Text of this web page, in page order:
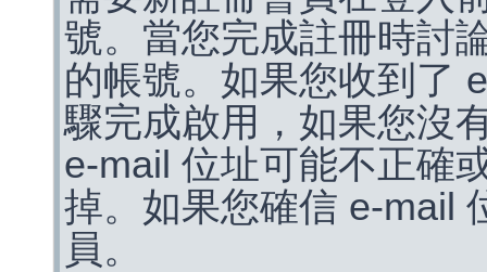
號。當您完成註冊時討
的帳號。如果您收到了
驟完成啟用，如果您沒
e-mail 位址可能不正確
掉。如果您確信 e-mail
員。